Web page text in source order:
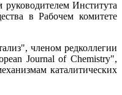
Института
в Рабочем комитете
членом редколлегии
Journal of Chemistry",
каталитических